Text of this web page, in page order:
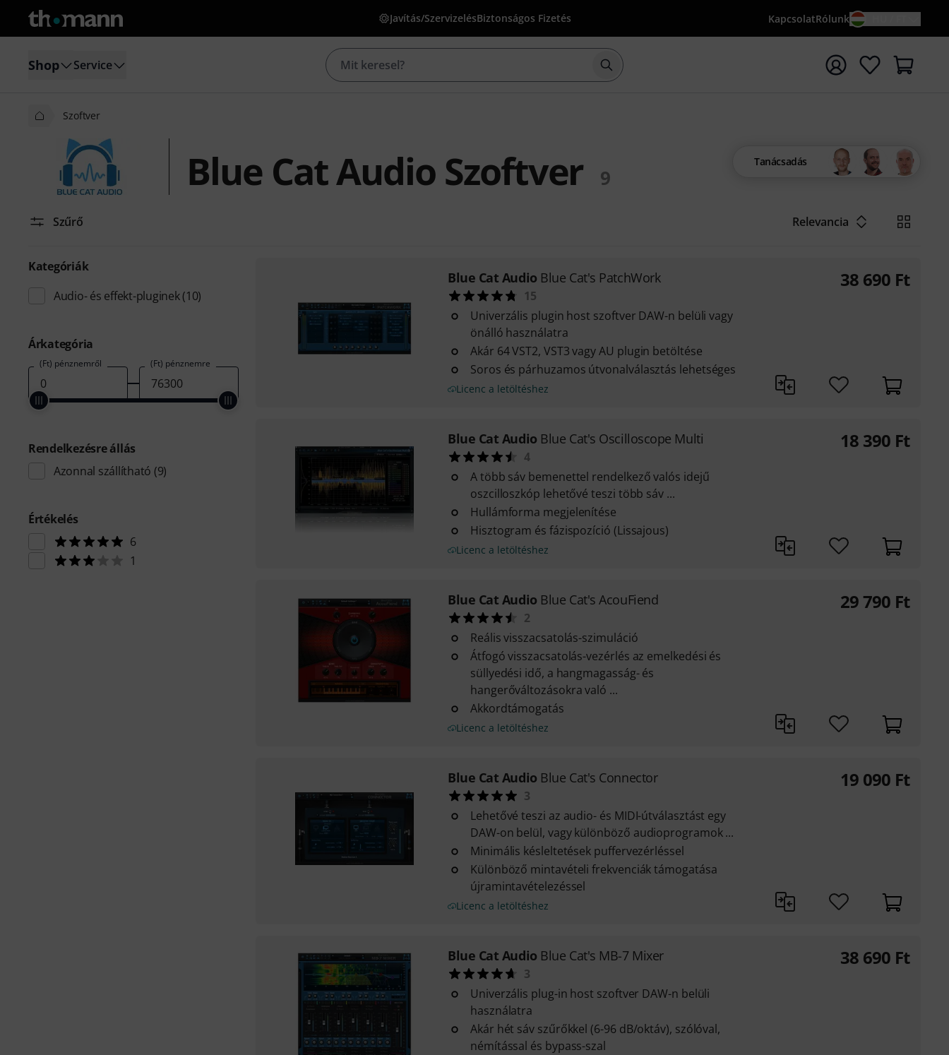
Javítás/SzervizelésBiztonságos Fizetés KapcsolatRólunk
Shop Service Keresés indítása {searchTerm} keresőszóval
Szoftver
Blue Cat Audio Szoftver 9
Tanácsadás
Szűrő Relevancia
Kategóriák
Audio- és effekt-pluginek(10)
Árkategória
(Ft) pénznemről (Ft) pénznemre
Rendelkezésre állás
Azonnal szállítható (9)
Értékelés
6
1
Blue Cat Audio Blue Cat's PatchWork
15
Univerzális plugin host szoftver DAW-n belüli vagy
önálló használatra
Akár 64 VST2, VST3 vagy AU plugin betöltése
Soros és párhuzamos útvonalválasztás lehetséges
Licenc a letöltéshez
38 690 Ft
Blue Cat Audio Blue Cat's Oscilloscope Multi
4
A több sáv bemenettel rendelkező valós idejű
oszcilloszkóp lehetővé teszi több sáv ...
Hullámforma megjelenítése
Hisztogram és fázispozíció (Lissajous)
Licenc a letöltéshez
18 390 Ft
Blue Cat Audio Blue Cat's AcouFiend
2
Reális visszacsatolás-szimuláció
Átfogó visszacsatolás-vezérlés az emelkedési és
süllyedési idő, a hangmagasság- és
hangerőváltozásokra való ...
Akkordtámogatás
Licenc a letöltéshez
29 790 Ft
Blue Cat Audio Blue Cat's Connector
3
Lehetővé teszi az audio- és MIDI-útválasztást egy
DAW-on belül, vagy különböző audioprogramok ...
Minimális késleltetések puffervezérléssel
Különböző mintavételi frekvenciák támogatása
újramintavételezéssel
Licenc a letöltéshez
19 090 Ft
Blue Cat Audio Blue Cat's MB-7 Mixer
3
Univerzális plug-in host szoftver DAW-n belüli
használatra
Akár hét sáv szűrőkkel (6-96 dB/oktáv), szólóval,
némítással és bypass-szal
38 690 Ft